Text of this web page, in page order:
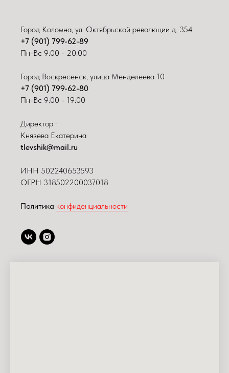
Город Коломна, ул. Октябрьской революции д. 354
+7 (901) 799-62-89
Пн-Вс 9:00 - 20:00
Город Воскресенск, улица Менделеева 10
+7 (901) 799-62-80
Пн-Вс 9:00 - 19:00
Директор :
Князева Екатерина
tlevshik@mail.ru
ИНН 502240653593
ОГРН 318502200037018
Политика конфиденциальности